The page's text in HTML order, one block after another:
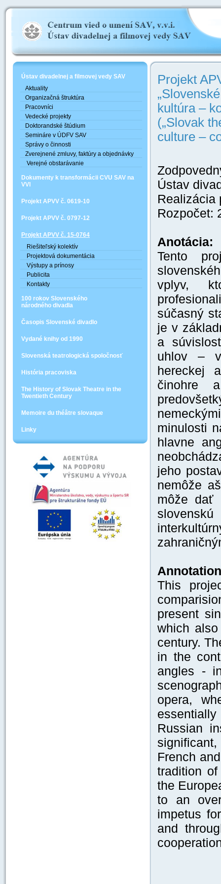
Ústav divadelnej a filmovej vedy SAV
Aktuality
Organizačná štruktúra
Pracovníci
Vedecké projekty
Doktorandské štúdium
Semináre v ÚDFV SAV
Správy o činnosti
Zverejnené zmluvy, faktúry a objednávky
Verejné obstarávanie
Dokumenty k transformácii CVU SAV na
VVI
Projekt APVV č. 0619-10
Projekt APVV č. 0797-12
Projekt APVV č. 15-0764
Riešiteľský kolektív
Projektová dokumentácia
Výstupy a prínosy
Publicita
Kontakty
100 rokov Slovenského
národného divadla
Časopis Slovenské divadlo
Vydané knihy od 1990
Slovenská teatrologická spoločnosť
História pracoviska
The History of Slovak Theatre in the
Twentieth Century
Memoire du théâtre slovaque
Linky
Projekt
kultúra –
(„Slovak
culture –
Ústav
Realizácia
Rozpočet:
Anotácia:
Tento
vplyv,
súčasný
je v
a
uhlov – v
hereckej
činohre
minulosti
hlavne
jeho
nemôže
môže dať
This
present
which
century.
in the
angles -
opera,
Russian
French
tradition
the
to an
impetus
and